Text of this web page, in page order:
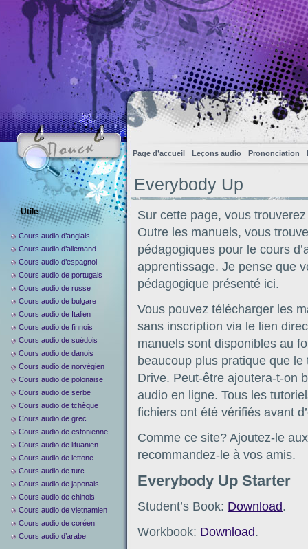
Page d’accueil Leçons audio Prononciation
Everybody Up
Sur cette page, vous
Outre les manuels, vous
pédagogiques pour le cours
apprentissage. Je pense que
pédagogique présenté ici.
Vous pouvez télécharger les
sans inscription via le lien
manuels sont disponibles au
beaucoup plus pratique que
Drive. Peut-être ajoutera-t-on
audio en ligne. Tous les
fichiers ont été vérifiés avant
Comme ce site? Ajoutez-le
recommandez-le à vos amis.
Everybody Up Starter
Student’s Book: Download.
Workbook: Download.
Utile
Cours audio d’anglais
Cours audio d’allemand
Cours audio d’espagnol
Cours audio de portugais
Cours audio de russe
Cours audio de bulgare
Cours audio de Italien
Cours audio de finnois
Cours audio de suédois
Cours audio de danois
Cours audio de norvégien
Cours audio de polonaise
Cours audio de serbe
Cours audio de tchèque
Cours audio de grec
Cours audio de estonienne
Cours audio de lituanien
Cours audio de lettone
Cours audio de turc
Cours audio de japonais
Cours audio de chinois
Cours audio de vietnamien
Cours audio de coréen
Cours audio d’arabe